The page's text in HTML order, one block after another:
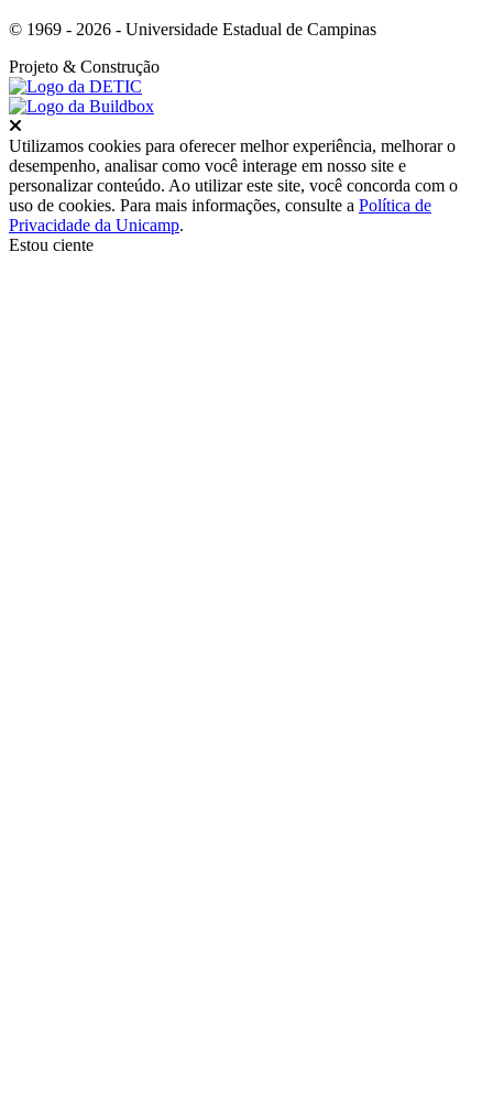
© 1969 - 2026 - Universidade Estadual de Campinas
Projeto & Construção
Utilizamos cookies para oferecer melhor experiência, melhorar o
desempenho, analisar como você interage em nosso site e
personalizar conteúdo. Ao utilizar este site, você concorda com o
uso de cookies. Para mais informações, consulte a Política de
Privacidade da Unicamp.
Estou ciente